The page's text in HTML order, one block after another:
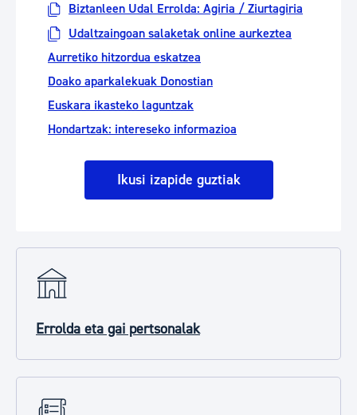
Biztanleen Udal Errolda: Agiria / Ziurtagiria
Udaltzaingoan salaketak online aurkeztea
Aurretiko hitzordua eskatzea
Doako aparkalekuak Donostian
Euskara ikasteko laguntzak
Hondartzak: intereseko informazioa
Ikusi izapide guztiak
Errolda eta gai pertsonalak